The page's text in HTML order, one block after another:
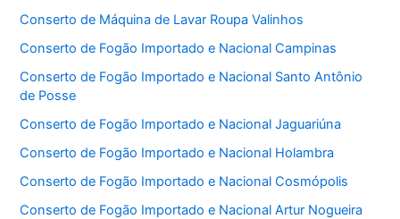
Conserto de Máquina de Lavar Roupa Valinhos
Conserto de Fogão Importado e Nacional Campinas
Conserto de Fogão Importado e Nacional Santo Antônio
de Posse
Conserto de Fogão Importado e Nacional Jaguariúna
Conserto de Fogão Importado e Nacional Holambra
Conserto de Fogão Importado e Nacional Cosmópolis
Conserto de Fogão Importado e Nacional Artur Nogueira